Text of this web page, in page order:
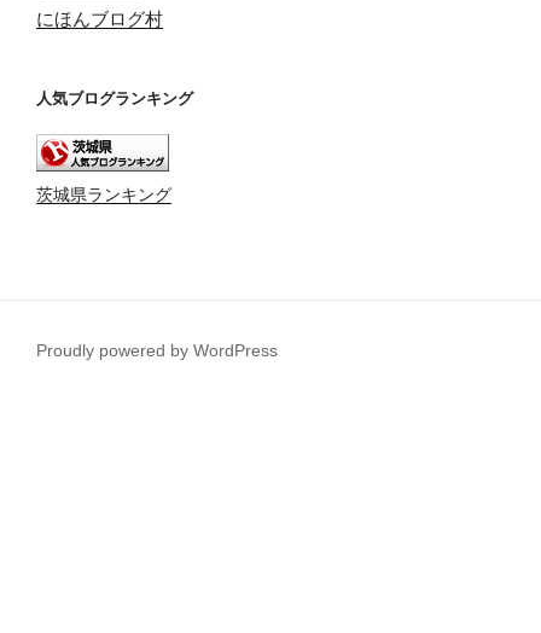
にほんブログ村
人気ブログランキング
茨城県ランキング
Proudly powered by WordPress